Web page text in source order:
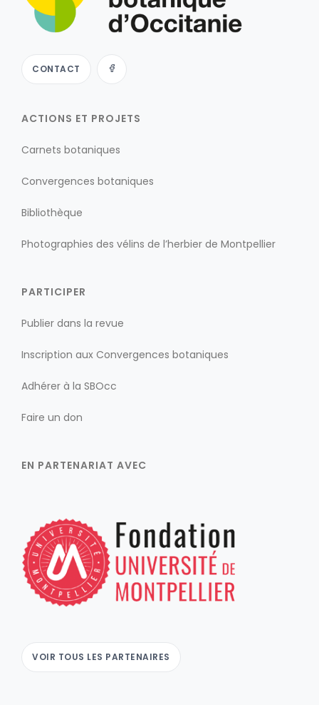
CONTACT
ACTIONS ET PROJETS
Carnets botaniques
Convergences botaniques
Bibliothèque
Photographies des vélins de l’herbier de Montpellier
PARTICIPER
Publier dans la revue
Inscription aux Convergences botaniques
Adhérer à la SBOcc
Faire un don
EN PARTENARIAT AVEC
VOIR TOUS LES PARTENAIRES